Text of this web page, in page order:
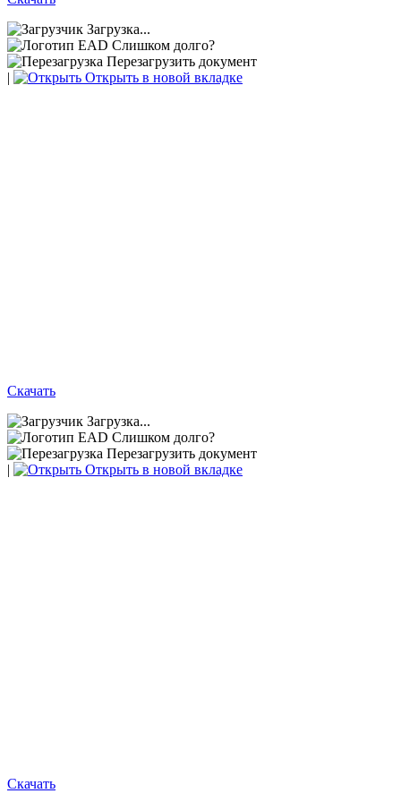
Загрузка...
Слишком долго?
Перезагрузить документ
|
Открыть в новой вкладке
Скачать
Загрузка...
Слишком долго?
Перезагрузить документ
Открыть в новой вкладке
Скачать